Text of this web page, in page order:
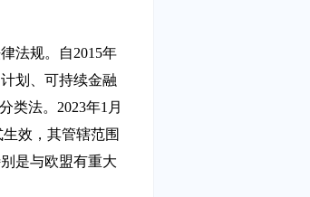
法规。自2015年
划、可持续金融
类法。2023年1月
效，其管辖范围
是与欧盟有重大